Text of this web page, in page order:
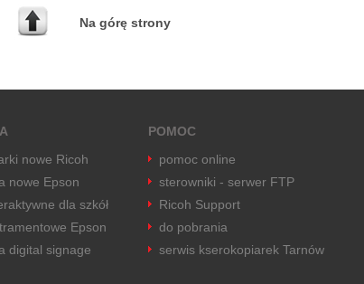
Na górę strony
nowe Ricoh
nowe Epson
dla szkół
Epson
digital signage
POMOC
pomoc online
sterowniki - serwer FTP
Ricoh Support
do pobrania
serwis kserokopiarek Tarnów